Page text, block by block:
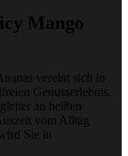
Mango
vereint sich in
Genusserlebnis.
an heißen
vom Alltag
Sie in